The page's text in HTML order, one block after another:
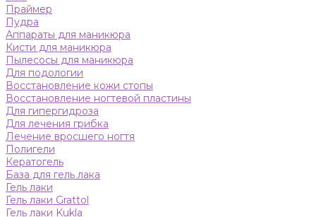
Праймер
Пудра
Аппараты для маникюра
Кисти для маникюра
Пылесосы для маникюра
Для подологии
Восстановление кожи стопы
Восстановление ногтевой пластины
Для гипергидроза
Для лечения грибка
Лечение вросшего ногтя
Полигели
Кератогель
База для гель лака
Гель лаки
Гель лаки Grattol
Гель лаки Kukla